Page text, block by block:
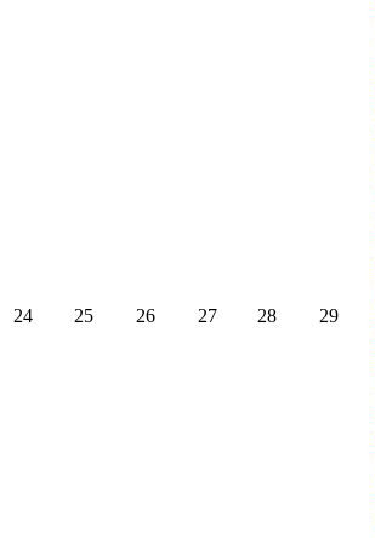
24 25 26 27 28 29